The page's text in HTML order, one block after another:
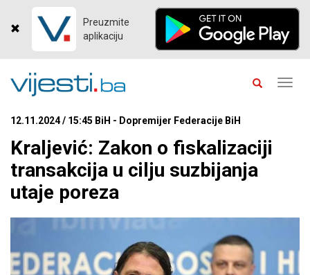
Preuzmite
aplikaciju
12.11.2024 / 15:45 BiH - Dopremijer Federacije BiH
Kraljević: Zakon o fiskalizaciji
transakcija u cilju suzbijanja
utaje poreza